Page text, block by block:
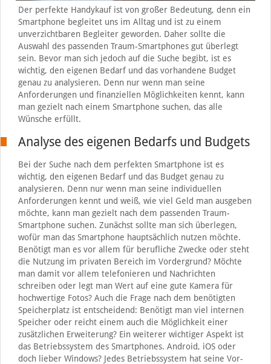
Der perfekte Handykauf ist von großer Bedeutung, denn ein
Smartphone begleitet uns im Alltag und ist zu einem
unverzichtbaren Begleiter geworden. Daher sollte die
Auswahl des passenden Traum-Smartphones gut überlegt
sein. Bevor man sich jedoch auf die Suche begibt, ist es
wichtig, den eigenen Bedarf und das vorhandene Budget
genau zu analysieren. Denn nur wenn man seine
Anforderungen und finanziellen Möglichkeiten kennt, kann
man gezielt nach einem Smartphone suchen, das alle
Wünsche erfüllt.
Analyse des eigenen Bedarfs und Budgets
Bei der Suche nach dem perfekten Smartphone ist es
wichtig, den eigenen Bedarf und das Budget genau zu
analysieren. Denn nur wenn man seine individuellen
Anforderungen kennt und weiß, wie viel Geld man ausgeben
möchte, kann man gezielt nach dem passenden Traum-
Smartphone suchen. Zunächst sollte man sich überlegen,
wofür man das Smartphone hauptsächlich nutzen möchte.
Benötigt man es vor allem für berufliche Zwecke oder steht
die Nutzung im privaten Bereich im Vordergrund? Möchte
man damit vor allem telefonieren und Nachrichten
schreiben oder legt man Wert auf eine gute Kamera für
hochwertige Fotos? Auch die Frage nach dem benötigten
Speicherplatz ist entscheidend: Benötigt man viel internen
Speicher oder reicht einem auch die Möglichkeit einer
zusätzlichen Erweiterung? Ein weiterer wichtiger Aspekt ist
das Betriebssystem des Smartphones. Android, iOS oder
doch lieber Windows? Jedes Betriebssystem hat seine Vor-